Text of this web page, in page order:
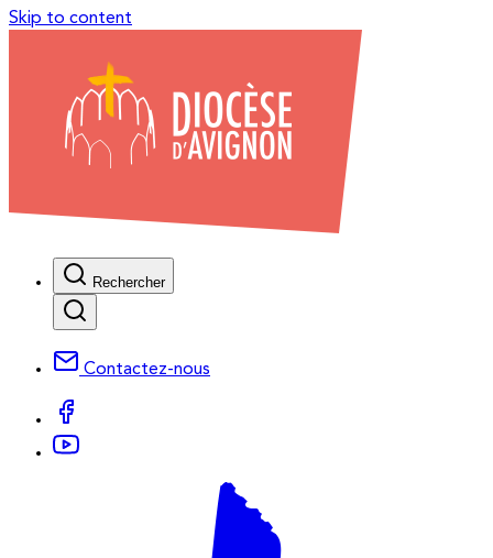
Skip to content
Rechercher
Contactez-nous